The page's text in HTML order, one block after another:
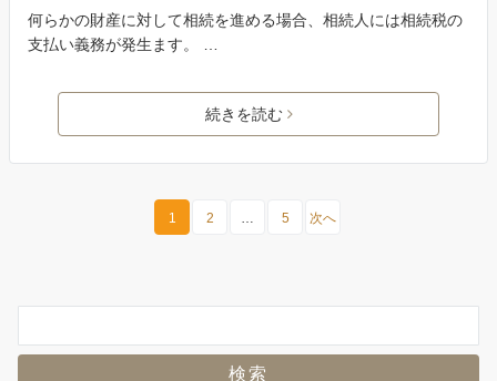
何らかの財産に対して相続を進める場合、相続人には相続税の
支払い義務が発生ます。 …
続きを読む
1 2 5 次へ